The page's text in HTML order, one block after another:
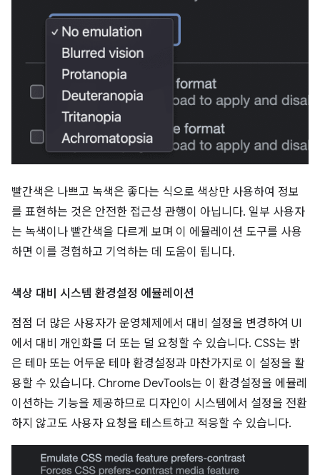
빨간색은 나쁘고 녹색은 좋다는 식으로 색상만 사용하여 정보
를 표현하는 것은 안전한 접근성 관행이 아닙니다. 일부 사용자
는 녹색이나 빨간색을 다르게 보며 이 에뮬레이션 도구를 사용
하면 이를 경험하고 기억하는 데 도움이 됩니다.
색상 대비 시스템 환경설정 에뮬레이션
점점 더 많은 사용자가 운영체제에서 대비 설정을 변경하여 UI
에서 대비 개인화를 더 또는 덜 요청할 수 있습니다. CSS는 밝
은 테마 또는 어두운 테마 환경설정과 마찬가지로 이 설정을 활
용할 수 있습니다. Chrome DevTools는 이 환경설정을 에뮬레
이션하는 기능을 제공하므로 디자인이 시스템에서 설정을 전환
하지 않고도 사용자 요청을 테스트하고 적응할 수 있습니다.